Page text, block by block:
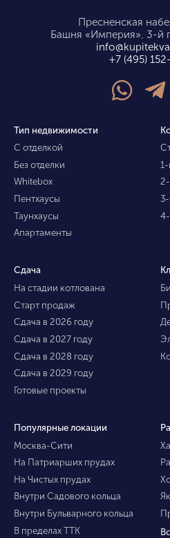
Пресненская
Башня «Империя», 3-й
+7 (495)
Тип недвижимости
С отделкой
Без отделки
Whitebox
Пентхаусы
Таунхаусы
Апартаменты
Сдача
На стадии котлована
Старт продаж
Сдача в 2026 году
Сдача в 2027 году
Сдача в 2028 году
Сдача в 2029 году
Готовые проекты
Популярные локации
Москва-Сити
На Патриарших прудах
На Чистых прудах
Внутри Садового кольца
Внутри Бульварного кольца
В пределах ТТК